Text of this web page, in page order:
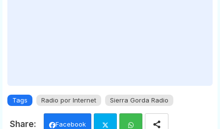
Tags Radio por Internet Sierra Gorda Radio
Facebook